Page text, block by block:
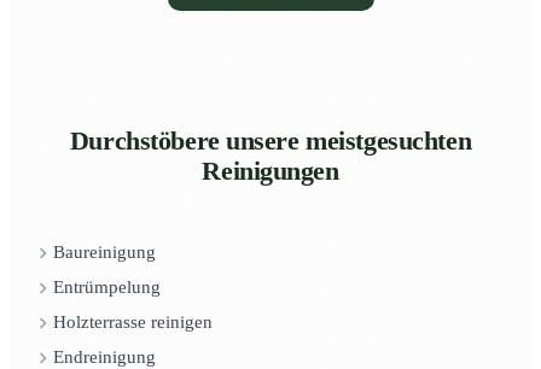
Durchstöbere unsere meistgesuchten
Reinigungen
Baureinigung
Entrümpelung
Holzterrasse reinigen
Endreinigung